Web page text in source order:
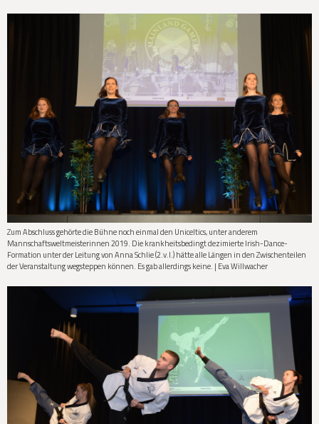
Zum Abschluss gehörte die Bühne noch einmal den Uniceltics, unter anderem
Mannschaftsweltmeisterinnen 2019. Die krankheitsbedingt dezimierte Irish-Dance-
Formation unter der Leitung von Anna Schlie (2.v.l.) hätte alle Längen in den Zwischenteilen
der Veranstaltung wegsteppen können. Es gab allerdings keine. | Eva Willwacher